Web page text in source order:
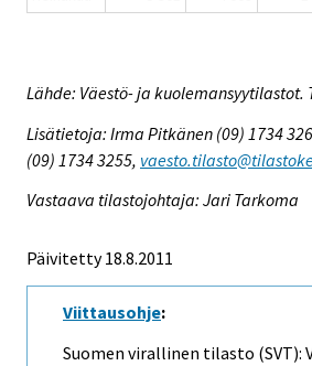
Lähde: Väestö- ja kuolemansyytilastot.
Lisätietoja: Irma Pitkänen (09) 1734
(09) 1734 3255,
Vastaava tilastojohtaja: Jari Tarkoma
Päivitetty 18.8.2011
Viittausohje:
Suomen virallinen tilasto (SVT):